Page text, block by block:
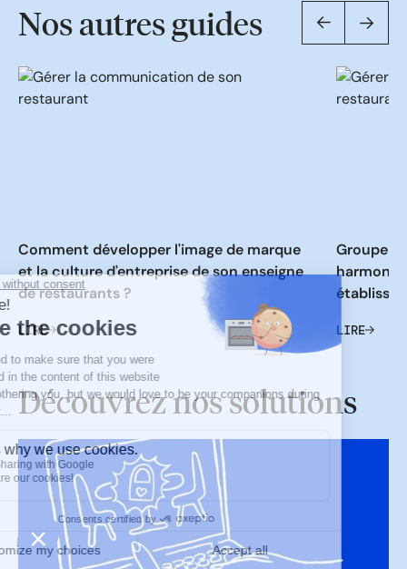
Nos autres guides
Comment développer l'image de marque
et la culture d'entreprise de son enseigne
de restaurants ?
LIRE
Groupe
LIRE
Découvrez nos solutions